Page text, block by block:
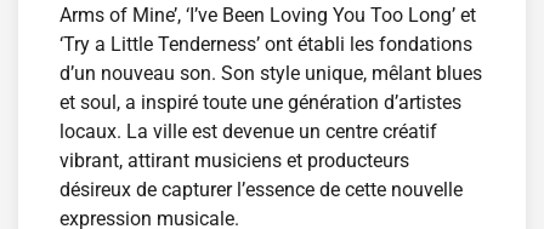
Arms of Mine’, ‘I’ve Been Loving You Too Long’ et
‘Try a Little Tenderness’ ont établi les fondations
d’un nouveau son. Son style unique, mêlant blues
et soul, a inspiré toute une génération d’artistes
locaux. La ville est devenue un centre créatif
vibrant, attirant musiciens et producteurs
désireux de capturer l’essence de cette nouvelle
expression musicale.